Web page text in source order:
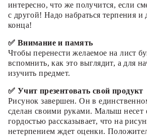
интересно, что же получится, если
с другой! Надо набраться терпения и
конца!
✅ Внимание и память
Чтобы перенести желаемое на лист
вспомнить, как это выглядит, а для
изучить предмет.
✅ Учит презентовать свой продукт
Рисунок завершен. Он в
сделан своими руками. Малыш несет
гордостью рассказывает, что на
нетерпением ждет оценки.